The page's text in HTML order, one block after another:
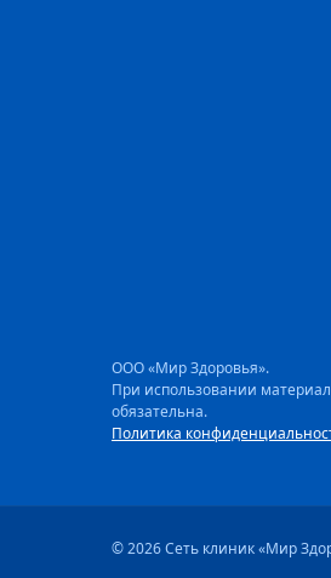
ООО «Мир Здоровья».
При использовании
обязательна.
Политика
© 2026 Сеть клиник «Мир